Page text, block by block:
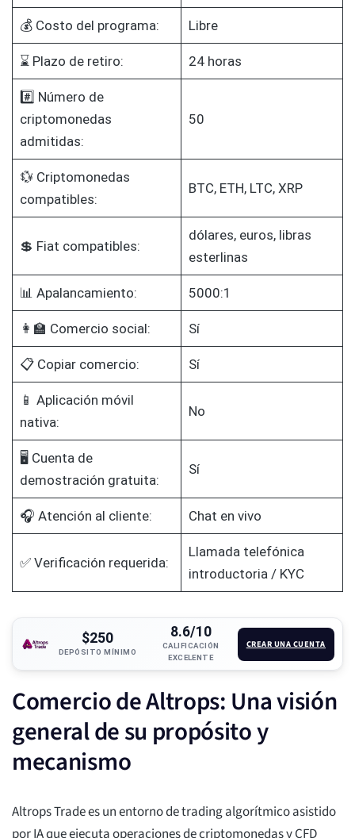
💰 Costo del programa: Libre
⌛ Plazo de retiro: 24 horas
#️⃣ Número de
criptomonedas
admitidas:
50
💱 Criptomonedas
compatibles:
BTC, ETH, LTC, XRP
💲 Fiat compatibles:
dólares, euros, libras
esterlinas
📊 Apalancamiento: 5000:1
👩‍🏫 Comercio social: Sí
📋 Copiar comercio: Sí
📱 Aplicación móvil
nativa:
No
🖥️ Cuenta de
demostración gratuita:
Sí
🎧 Atención al cliente: Chat en vivo
✅ Verificación requerida:
Llamada telefónica
introductoria / KYC
$250
DEPÓSITO MÍNIMO
8.6/10
CALIFICACIÓN
EXCELENTE
CREAR UNA CUENTA
Comercio de Altrops: Una visión
general de su propósito y
mecanismo
Altrops Trade es un entorno de trading algorítmico asistido